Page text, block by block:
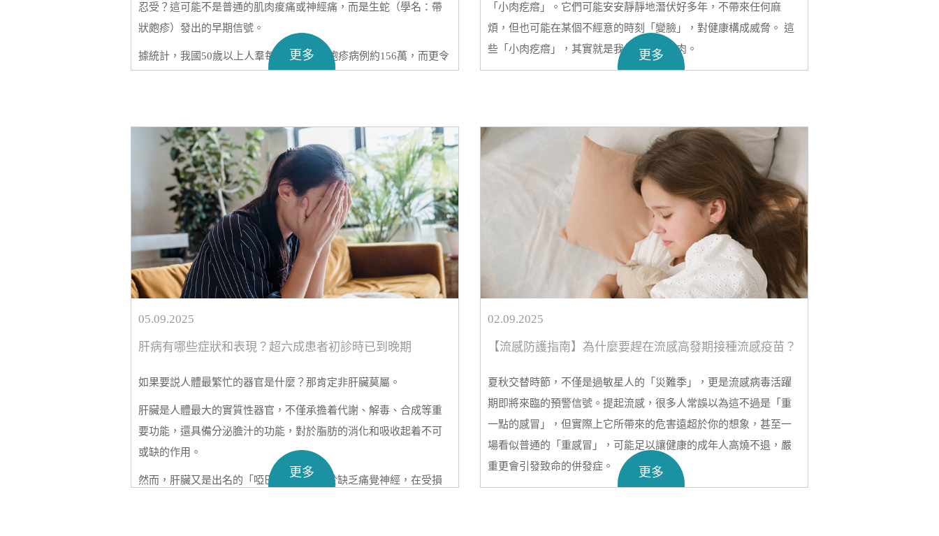
忍受？這可能不是普通的肌肉痠痛或神經痛，而是生蛇（學名：帶
狀皰疹）發出的早期信號。
據統計，我國50歲以上人羣每年新增帶狀皰疹病例約156萬，而更令
更多
「小肉疙瘩」。它們可能安安靜靜地潛伏好多年，不帶來任何麻
煩，但也可能在某個不經意的時刻「變臉」，對健康構成威脅。 這
些「小肉疙瘩」，其實就是我們常説的瘜肉。
講講在哪些情況下，瘜肉癌變的風險會比較高。
更多
05.09.2025
肝病有哪些症狀和表現？超六成患者初診時已到晚期
如果要説人體最繁忙的器官是什麼？那肯定非肝臟莫屬。
肝臟是人體最大的實質性器官，不僅承擔着代謝、解毒、合成等重
要功能，還具備分泌膽汁的功能，對於脂肪的消化和吸收起着不可
或缺的作用。
然而，肝臟又是出名的「啞巴器官」，由於缺乏痛覺神經，在受損
更多
02.09.2025
【流感防護指南】為什麼要趕在流感高發期接種流感疫苗？
夏秋交替時節，不僅是過敏星人的「災難季」，更是流感病毒活躍
期即將來臨的預警信號。提起流感，很多人常誤以為這不過是「重
一點的感冒」，但實際上它所帶來的危害遠超於你的想象，甚至一
場看似普通的「重感冒」，可能足以讓健康的成年人高燒不退，嚴
重更會引發致命的併發症。
更多